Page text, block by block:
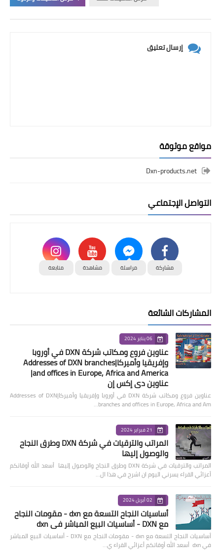
إرسال تعليق
مواقع موثوقة
Dxn-products.net
التواصل الإجتماعي
مشاركة مراسلة مشاهدة متابعة
المشاركات الشائعة
06 يناير 2024
عناوين فروع ومكاتب شركة DXN في أوروبا
وإفريقيا وأميركا|Addresses of DXN branches
and offices in Europe, Africa and America|
عناوين دي إكس إن
عناوين فروع ومكاتب شركة DXN في أوروبا وإفريقيا وأميركا|Addresses of DXN
branches and offices in Europe, Africa and Am…
21 فبراير 2024
المراتب والترقيات في شركة DXN وطرق النجاح
والوصول إليها
المراتب والترقيات في شركة DXN وطرق النجاح والوصول إليها أسعد الله أوقاتكم
أعزائي القراء يسرني اليوم ان اشرح في هذا ال…
02 أبريل 2024
أساسيات النجاح التسعة مع dxn - مقومات النجاح
مع DXN - أساسيات البيع المباشر في dxn
أساسيات النجاح التسعة مع dxn - مقومات النجاح مع DXN - أساسيات البيع المباشر
في dxn أسعد الله أوقاتكم أعزائي القراء ي…